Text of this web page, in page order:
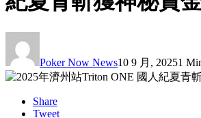
Poker Now News10 9 月, 20251
Share
Tweet